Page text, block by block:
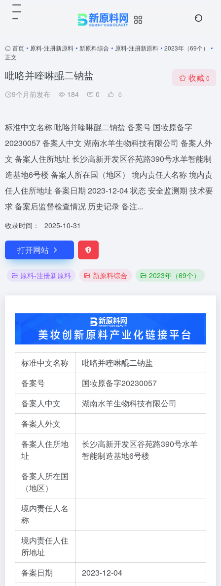
首页 • 原料-注册新原料 • 新原料综合 • 原料-注册新原料 • 2023年（69个）
•
正文
吡咯并喹啉醌二钠盐
9个月前发布 184 0 0
收藏 0
标准中文名称 吡咯并喹啉醌二钠盐 备案号 国妆原备字
20230057 备案人中文 湖南水羊生物科技有限公司 备案人外
文 备案人住所地址 长沙高新开发区谷苑路390号水羊智能制
造基地6号楼 备案人所在国（地区） 境内责任人名称 境内责
任人住所地址 备案日期 2023-12-04 状态 安全监测期 技术要
求 备案后监督检查情况 历史记录 备注...
收录时间： 2025-10-31
打开网站
原料-注册新原料 新原料综合 2023年（69个）
标准中文名称
吡咯并喹啉醌二钠盐
备案号
国妆原备字20230057
备案人中文
湖南水羊生物科技有限公司
备案人外文
备案人住所地
址
长沙高新开发区谷苑路390号水羊
智能制造基地6号楼
备案人所在国
（地区）
境内责任人名
称
境内责任人住
所地址
备案日期
2023-12-04